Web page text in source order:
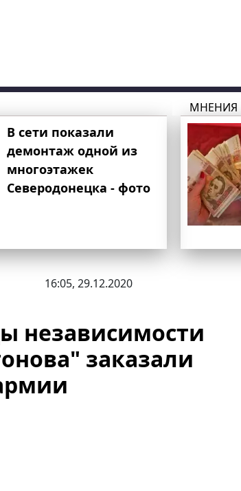
В сети показали
демонтаж одной из
многоэтажек
Северодонецка - фото
МНЕНИЯ
16:05, 29.12.2020
независимости
заказали